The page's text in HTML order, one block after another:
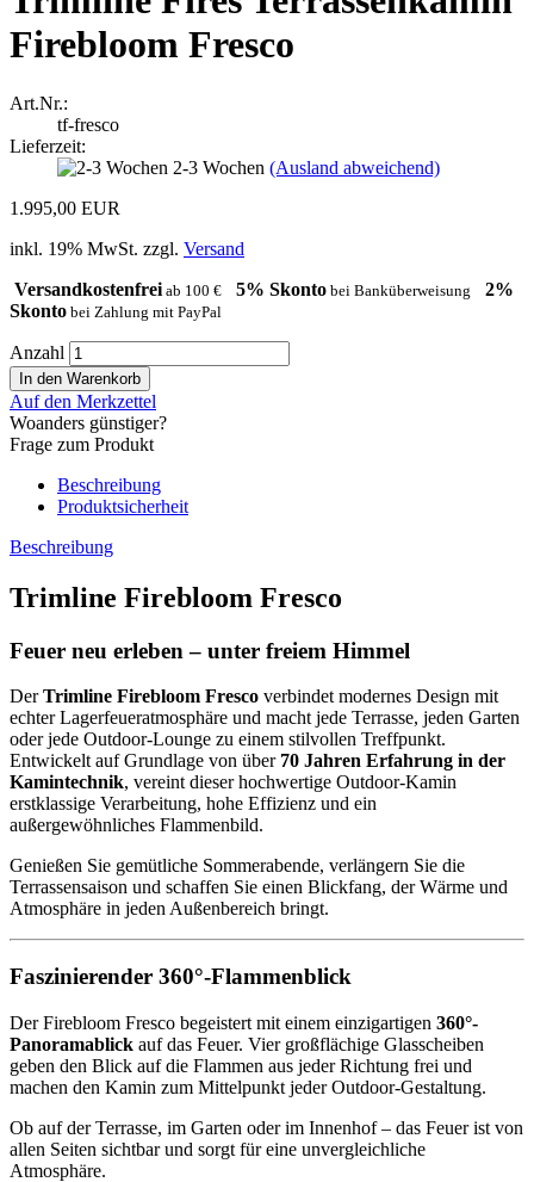
Firebloom Fresco
Art.Nr.:
tf-fresco
Lieferzeit:
2-3 Wochen (Ausland abweichend)
1.995,00 EUR
inkl. 19% MwSt. zzgl. Versand
Versandkostenfrei ab 100 € 5% Skonto bei Banküberweisung
2%
Skonto bei Zahlung mit PayPal
Anzahl
Auf den Merkzettel
Woanders günstiger?
Frage zum Produkt
Beschreibung
Produktsicherheit
Beschreibung
Trimline Firebloom Fresco
Feuer neu erleben – unter freiem Himmel
DerTrimline Firebloom Fresco verbindet modernes Design mit
echter Lagerfeueratmosphäre und macht jede Terrasse, jeden Garten
oder jede Outdoor-Lounge zu einem stilvollen Treffpunkt.
Entwickelt auf Grundlage von über 70 Jahren Erfahrung in der
Kamintechnik, vereint dieser hochwertige Outdoor-Kamin
erstklassige Verarbeitung, hohe Effizienz und ein
außergewöhnliches Flammenbild.
Genießen Sie gemütliche Sommerabende, verlängern Sie die
Terrassensaison und schaffen Sie einen Blickfang, der Wärme und
Atmosphäre in jeden Außenbereich bringt.
Faszinierender 360°-Flammenblick
Der Firebloom Fresco begeistert mit einem einzigartigen 360°-
Panoramablick auf das Feuer. Vier großflächige Glasscheiben
geben den Blick auf die Flammen aus jeder Richtung frei und
machen den Kamin zum Mittelpunkt jeder Outdoor-Gestaltung.
Ob auf der Terrasse, im Garten oder im Innenhof – das Feuer ist von
allen Seiten sichtbar und sorgt für eine unvergleichliche
Atmosphäre.